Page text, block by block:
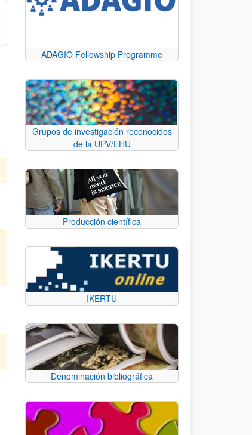
ADAGIO Fellowship Programme
Grupos de investigación reconocidos
de la UPV/EHU
Producción científica
IKERTU
Denominación bibliográfica